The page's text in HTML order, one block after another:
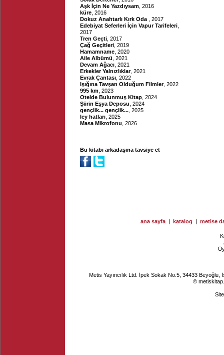
Aşk İçin Ne Yazdıysam , 2016
küre , 2016
Dokuz Anahtarlı Kırk Oda
, 2017
Edebiyat Seferleri İçin Vapur Tarifeleri
2017
Tren Geçti , 2017
Çağ Geçitleri , 2019
Hamamname , 2020
Aile Albümü , 2021
Devam Ağacı , 2021
Erkekler Yalnızlıklar, 2021
Evrak Çantası , 2022
Işığına Tavşan Olduğum Filmler, 2022
995 km , 2023
Otelde Bulunmuş Kitap , 2024
Şiirin Eşya Deposu , 2024
gençlik... gençlik... , 2025
ley hatları , 2025
Masa Mikrofonu , 2026
Bu kitabı arkadaşına tavsiye et
ana sayfa | katalog | metise
Metis Yayıncılık Ltd. İpek Sokak No.5, 34433
©